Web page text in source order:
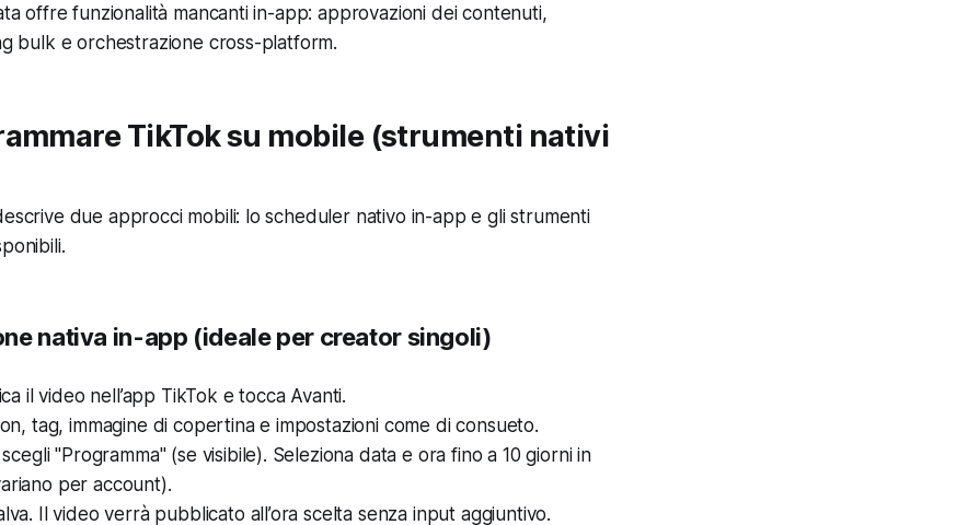
offre funzionalità mancanti in-app: approvazioni dei contenuti,
bulk e orchestrazione cross-platform.
TikTok su mobile (strumenti nativi
due approcci mobili: lo scheduler nativo in-app e gli strumenti
nativa in-app (ideale per creator singoli)
il video nell’app TikTok e tocca Avanti.
tag, immagine di copertina e impostazioni come di consueto.
"Programma" (se visibile). Seleziona data e ora fino a 10 giorni in
per account).
Il video verrà pubblicato all’ora scelta senza input aggiuntivo.